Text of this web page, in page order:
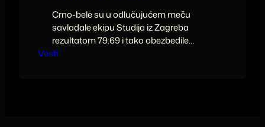
Crno-bele su u odlučujućem meču
savladale ekipu Studija iz Zagreba
rezultatom 79:69 i tako obezbedile
mesto na Final Four ovog regionalnog
Vesti